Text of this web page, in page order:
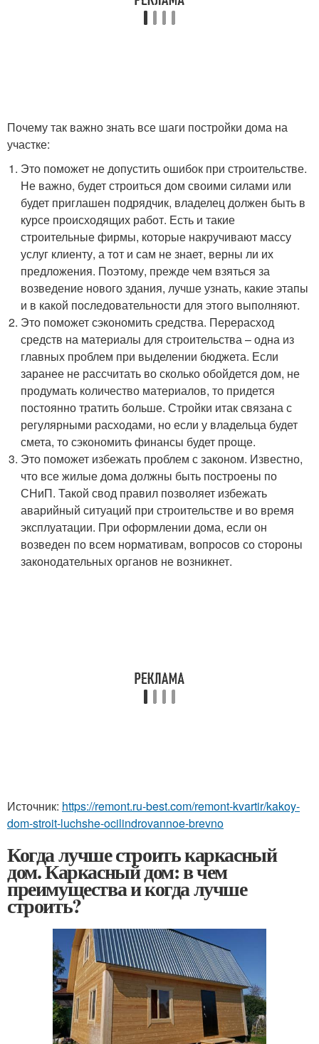
Почему так важно знать все шаги постройки дома на
участке:
Это поможет не допустить ошибок при строительстве.
Не важно, будет строиться дом своими силами или
будет приглашен подрядчик, владелец должен быть в
курсе происходящих работ. Есть и такие
строительные фирмы, которые накручивают массу
услуг клиенту, а тот и сам не знает, верны ли их
предложения. Поэтому, прежде чем взяться за
возведение нового здания, лучше узнать, какие этапы
и в какой последовательности для этого выполняют.
Это поможет сэкономить средства. Перерасход
средств на материалы для строительства – одна из
главных проблем при выделении бюджета. Если
заранее не рассчитать во сколько обойдется дом, не
продумать количество материалов, то придется
постоянно тратить больше. Стройки итак связана с
регулярными расходами, но если у владельца будет
смета, то сэкономить финансы будет проще.
Это поможет избежать проблем с законом. Известно,
что все жилые дома должны быть построены по
СНиП. Такой свод правил позволяет избежать
аварийный ситуаций при строительстве и во время
эксплуатации. При оформлении дома, если он
возведен по всем нормативам, вопросов со стороны
законодательных органов не возникнет.
Источник: https://remont.ru-best.com/remont-kvartir/kakoy-
dom-stroit-luchshe-ocilindrovannoe-brevno
Когда лучше строить каркасный
дом. Каркасный дом: в чем
преимущества и когда лучше
строить?